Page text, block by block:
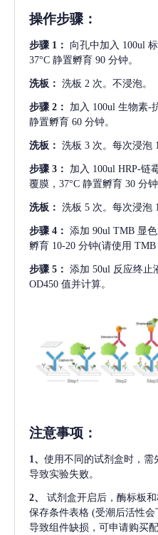
操作步骤：
步骤 1： 向孔中加入 100ul
37°C 静置孵育 90 分钟。
洗板： 洗板 2 次。不浸泡。
步骤 2： 加入 100ul 生物素-
静置孵育 60 分钟。
洗板： 洗板 3 次。每次浸泡
步骤 3： 加入 100ul HRP-链
覆膜，37°C 静置孵育 30 分钟
洗板： 洗板 5 次。每次浸泡
步骤 4： 添加 90ul TMB 显
孵育 10-20 分钟(请使用 TMB
步骤 5： 添加 50ul 反应终止
OD450 值并计算。
注意事项 ：
1、 使用不同的试剂盒时，需
导致实验失败。
2、
试剂盒开启后，酶标板
保存条件表格 (受潮后活性会
导致组件缺损，可申请购买